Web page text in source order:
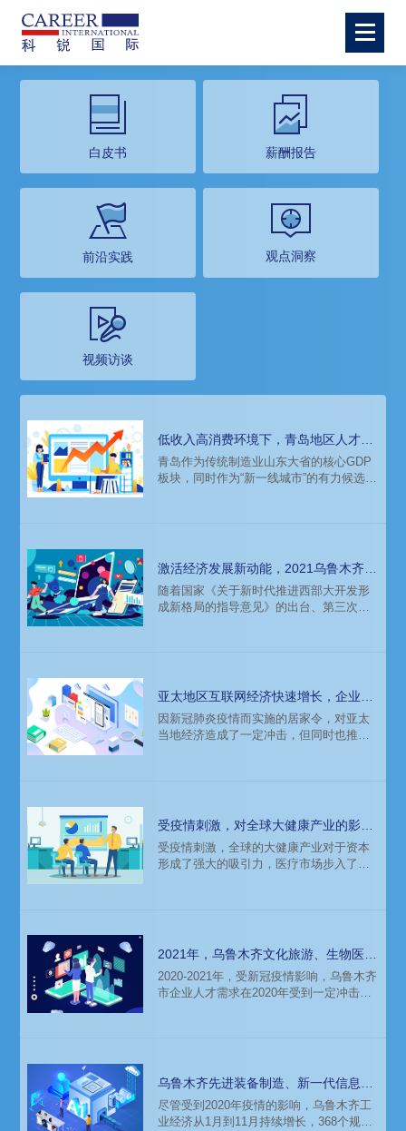
白皮书 薪酬报告
前沿实践 观点洞察
视频访谈
低收入高消费环境下，青岛地区人才人
才招聘和薪酬趋势分析
青岛作为传统制造业山东大省的核心GDP
板块，同时作为“新一线城市”的有力候选城
激活经济发展新动能，2021乌鲁木齐猎
头招聘面对的人才市场分析
随着国家《关于新时代推进西部大开发形
成新格局的指导意见》的出台、第三次中
的人才市场？
亚太地区互联网经济快速增长，企业和
猎头招聘时面对什么样的市场环境
因新冠肺炎疫情而实施的居家令，对亚太
当地经济造成了一定冲击，但同时也推动
展前景持审慎乐观态度，金融科技、教育
科技和医疗科技等新兴领域的投资呈增长
态势。在此环境下，该地区的人才市场会
发生什么样的变化？企业和猎头招聘时要
受疫情刺激，对全球大健康产业的影响
和人才分布分析
受疫情刺激，全球的大健康产业对于资本
形成了强大的吸引力，医疗市场步入了发
哪招聘？猎头招聘时需要关注哪些方面？
2021年，乌鲁木齐文化旅游、生物医药
领域人才需求供企业猎头参考
2020-2021年，受新冠疫情影响，乌鲁木齐
市企业人才需求在2020年受到一定冲击，
据、电子商务、高端制造业、产业互联及
数字化转型、人工智能高层次人才成为重
点人才需求方向。以下是猎头公司科锐国
的薪酬报告对乌鲁木齐重点行业的人才需
乌鲁木齐先进装备制造、新一代信息技
术行业2021年人才需求分析
尽管受到2020年疫情的影响，乌鲁木齐工
业经济从1月到11月持续增长，368个规模